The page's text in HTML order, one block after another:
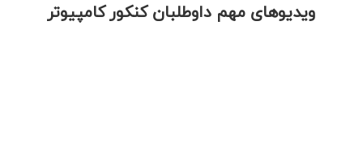
ویدیوهای مهم داوطلبان کنکور کامپیوتر